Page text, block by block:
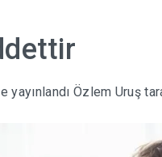
yayınlandı Özlem Uruş